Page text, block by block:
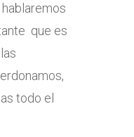
que es
todo el